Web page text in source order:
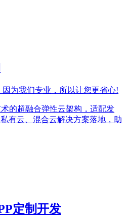
因为我们专业，所以让您更省心!
的超融合弹性云架构，适配发
有云、混合云解决方案落地，助
定制开发